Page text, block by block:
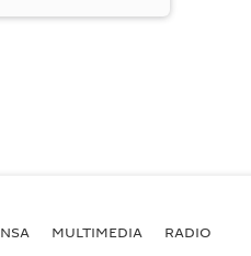
MULTIMEDIA RADIO